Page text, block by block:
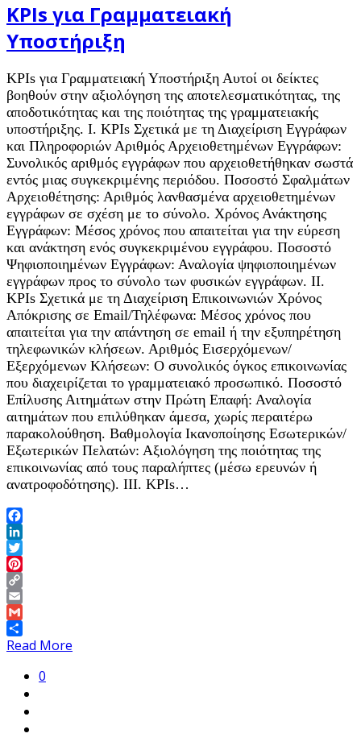
KPIs για Γραμματειακή
Υποστήριξη
KPIs για Γραμματειακή Υποστήριξη Αυτοί οι δείκτες
βοηθούν στην αξιολόγηση της αποτελεσματικότητας, της
αποδοτικότητας και της ποιότητας της γραμματειακής
υποστήριξης. I. KPIs Σχετικά με τη Διαχείριση Εγγράφων
και Πληροφοριών Αριθμός Αρχειοθετημένων Εγγράφων:
Συνολικός αριθμός εγγράφων που αρχειοθετήθηκαν σωστά
εντός μιας συγκεκριμένης περιόδου. Ποσοστό Σφαλμάτων
Αρχειοθέτησης: Αριθμός λανθασμένα αρχειοθετημένων
εγγράφων σε σχέση με το σύνολο. Χρόνος Ανάκτησης
Εγγράφων: Μέσος χρόνος που απαιτείται για την εύρεση
και ανάκτηση ενός συγκεκριμένου εγγράφου. Ποσοστό
Ψηφιοποιημένων Εγγράφων: Αναλογία ψηφιοποιημένων
εγγράφων προς το σύνολο των φυσικών εγγράφων. II.
KPIs Σχετικά με τη Διαχείριση Επικοινωνιών Χρόνος
Απόκρισης σε Email/Τηλέφωνα: Μέσος χρόνος που
απαιτείται για την απάντηση σε email ή την εξυπηρέτηση
τηλεφωνικών κλήσεων. Αριθμός Εισερχόμενων/
Εξερχόμενων Κλήσεων: Ο συνολικός όγκος επικοινωνίας
που διαχειρίζεται το γραμματειακό προσωπικό. Ποσοστό
Επίλυσης Αιτημάτων στην Πρώτη Επαφή: Αναλογία
αιτημάτων που επιλύθηκαν άμεσα, χωρίς περαιτέρω
παρακολούθηση. Βαθμολογία Ικανοποίησης Εσωτερικών/
Εξωτερικών Πελατών: Αξιολόγηση της ποιότητας της
επικοινωνίας από τους παραλήπτες (μέσω ερευνών ή
ανατροφοδότησης). III. KPIs…
Facebook
LinkedIn
Twitter
Pinterest
Copy
Link
Email
Gmail
Share
Read More
0